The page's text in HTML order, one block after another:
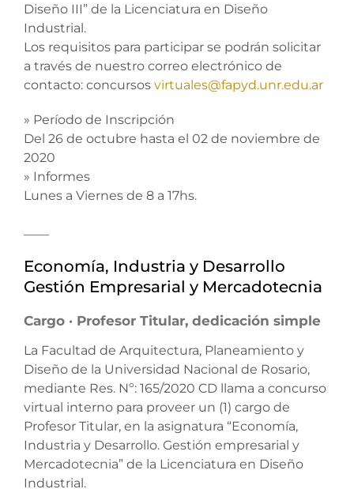
Diseño III” de la Licenciatura en Diseño
Industrial.
Los requisitos para participar se podrán solicitar
a través de nuestro correo electrónico de
contacto: concursos virtuales@fapyd.unr.edu.ar
» Período de Inscripción
Del 26 de octubre hasta el 02 de noviembre de
2020
» Informes
Lunes a Viernes de 8 a 17hs.
Economía, Industria y Desarrollo
Gestión Empresarial y Mercadotecnia
Cargo · Profesor Titular, dedicación simple
La Facultad de Arquitectura, Planeamiento y
Diseño de la Universidad Nacional de Rosario,
mediante Res. Nº: 165/2020 CD llama a concurso
virtual interno para proveer un (1) cargo de
Profesor Titular, en la asignatura “Economía,
Industria y Desarrollo. Gestión empresarial y
Mercadotecnia” de la Licenciatura en Diseño
Industrial.